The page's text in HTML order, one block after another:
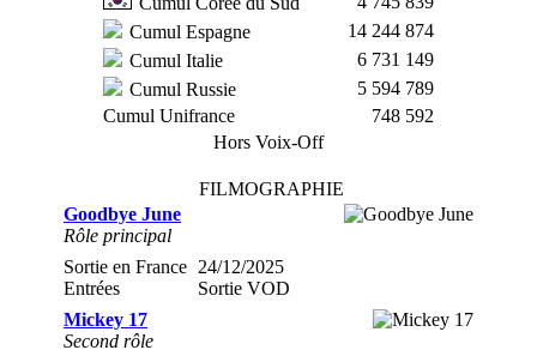
Cumul Espagne
14 244 874
Cumul Italie
6 731 149
Cumul Russie
5 594 789
Cumul Unifrance
748 592
Hors Voix-Off
FILMOGRAPHIE
Goodbye June
Rôle principal
Sortie en France
Entrées
24/12/2025
Sortie VOD
Mickey 17
Second rôle